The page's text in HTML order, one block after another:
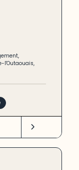
,
l'Outaouais,